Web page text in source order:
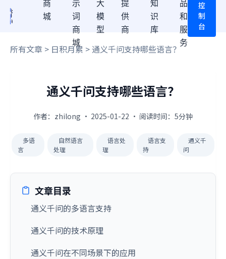
商
城
示
词
商
城
大
模
型
提
供
商
知
识
库
品
和
服
务
控
制
台
所有文章 > 日积月累 > 通义千问支持哪些语言？
通义千问支持哪些语言？
作者：zhilong · 2025-01-22 · 阅读时间：5分钟
多语
言
自然语言
处理
语言处
理
语言支
持
通义千
问
文章目录
通义千问的多语言支持
通义千问的技术原理
通义千问在不同场景下的应用